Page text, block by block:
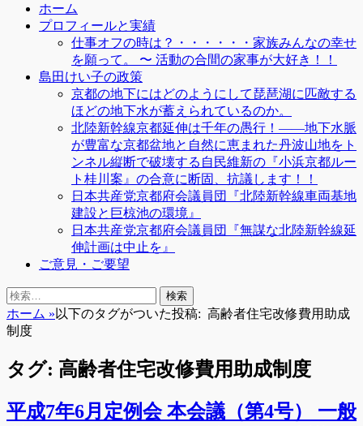
ホーム
プロフィールと実績
仕事オフの時は？・・・・・・家族みんなの幸せ
を願って。 〜 活動の合間の家事が大好き！！
島田けい子の政策
京都の地下にはどのようにして琵琶湖に匹敵する
ほどの地下水が蓄えられているのか。
北陸新幹線京都延伸は千年の愚行！――地下水脈
が豊富な京都盆地と自然に恵まれた丹波山地をト
ンネル縦断で破壊する自民維新の『小浜京都ルー
ト桂川案』の合意に断固、抗議します！！
日本共産党京都府会議員団『北陸新幹線車両基地
建設と巨椋池の環境』
日本共産党京都府会議員団『無謀な北陸新幹線延
伸計画は中止を』
ご意見・ご要望
検
索
検
索:
ホーム »以下のタグがついた投稿: 高齢者住宅改修費用助成
制度
タグ: 高齢者住宅改修費用助成制度
平成7年6月定例会 本会議（第4号） 一般